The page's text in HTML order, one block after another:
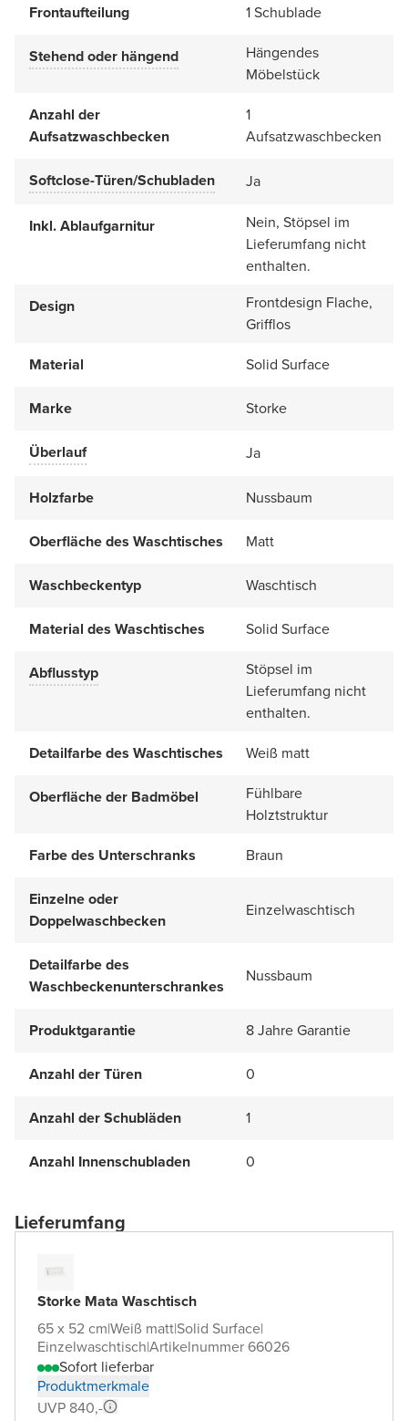
Frontaufteilung 1 Schublade
Stehend oder hängend
Hängendes
Möbelstück
Anzahl der
Aufsatzwaschbecken
1
Aufsatzwaschbecken
Softclose-Türen/Schubladen Ja
Inkl. Ablaufgarnitur
Nein, Stöpsel im
Lieferumfang nicht
enthalten.
Design
Frontdesign Flache,
Grifflos
Material
Solid Surface
Marke Storke
Überlauf Ja
Holzfarbe Nussbaum
Oberfläche des Waschtisches Matt
Waschbeckentyp Waschtisch
Material des Waschtisches Solid Surface
Abflusstyp
Stöpsel im
Lieferumfang nicht
enthalten.
Detailfarbe des Waschtisches
Weiß matt
Oberfläche der Badmöbel
Fühlbare
Holztstruktur
Farbe des Unterschranks
Braun
Einzelne oder
Doppelwaschbecken
Einzelwaschtisch
Detailfarbe des
Waschbeckenunterschrankes
Nussbaum
Produktgarantie 8 Jahre Garantie
Anzahl der Türen 0
Anzahl der Schubläden 1
Anzahl Innenschubladen 0
Lieferumfang
Storke Mata Waschtisch
65 x 52 cm|Weiß matt|Solid Surface|
Einzelwaschtisch|Artikelnummer 66026
Sofort lieferbar
Produktmerkmale
UVP 840,-